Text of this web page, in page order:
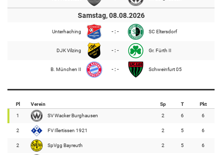
Samstag, 08.08.2026
Unterhaching - : - SC Eltersdorf
DJK Vilzing - : - Gr. Fürth II
B. München II - : - Schweinfurt 05
Pl Verein Sp T Pkt
1 SV Wacker Burghausen 2 6 6
2 FV Illertissen 1921 2 5 6
2 SpVgg Bayreuth 2 5 6